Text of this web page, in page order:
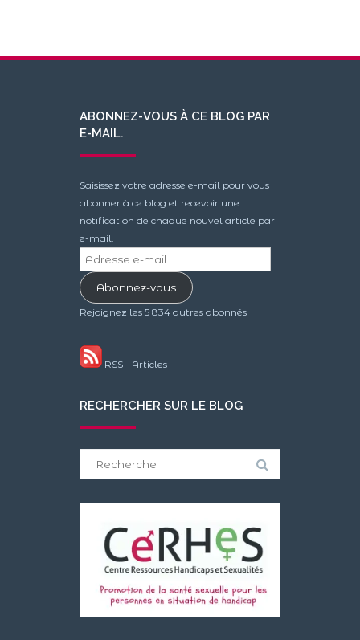
ABONNEZ-VOUS À CE BLOG PAR
E-MAIL.
Saisissez votre adresse e-mail pour vous
abonner à ce blog et recevoir une
notification de chaque nouvel article par
e-mail.
Adresse
e-
mailAbonnez-vous
Rejoignez les 5 834 autres abonnés
RSS - Articles
RECHERCHER SUR LE BLOG